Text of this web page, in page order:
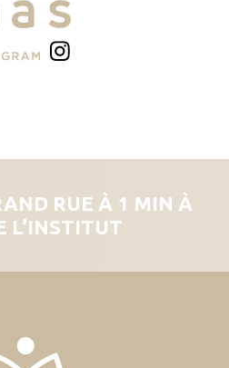
RUE À 1 MIN À
L’INSTITUT